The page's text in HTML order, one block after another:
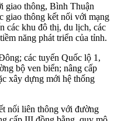
giao thông, Bình Thuận
giao thông kết nối với mạng
các khu đô thị, du lịch, các
năng phát triển của tỉnh.
các tuyến Quốc lộ 1,
bộ ven biển; nâng cấp
xây dựng mới hệ thống
nối liên thông với đường